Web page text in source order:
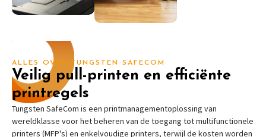
ALLES OVER TUNGSTEN SAFECOM
Veilig pull-printen en efficiënte
printregels
Tungsten SafeCom is een printmanagementoplossing van
wereldklasse voor het beheren van de toegang tot multifunctionele
printers (MFP's) en enkelvoudige printers, terwijl de kosten worden